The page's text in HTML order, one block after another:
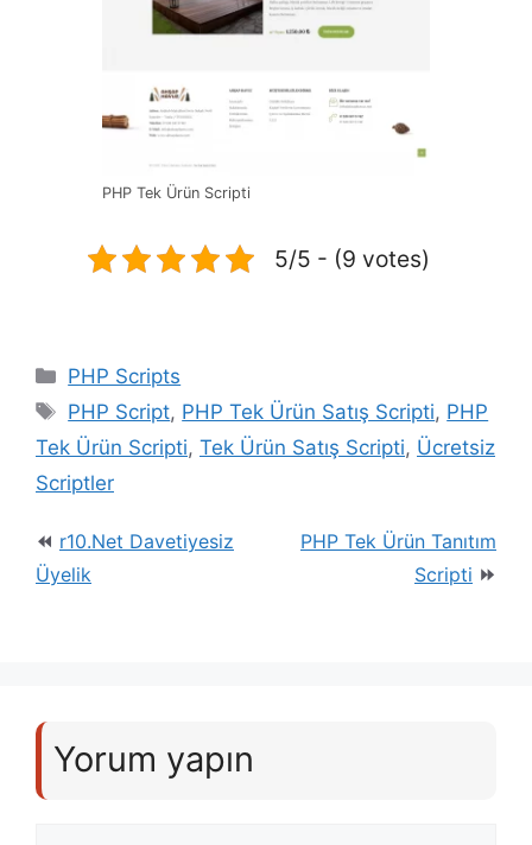
PHP Tek Ürün Scripti
5/5 - (9 votes)
Kategoriler
PHP Scripts
Etiketler
PHP Script, PHP Tek Ürün Satış Scripti, PHP
Tek Ürün Scripti, Tek Ürün Satış Scripti, Ücretsiz
Scriptler
r10.Net Davetiyesiz
Üyelik
PHP Tek Ürün Tanıtım
Scripti
Yorum yapın